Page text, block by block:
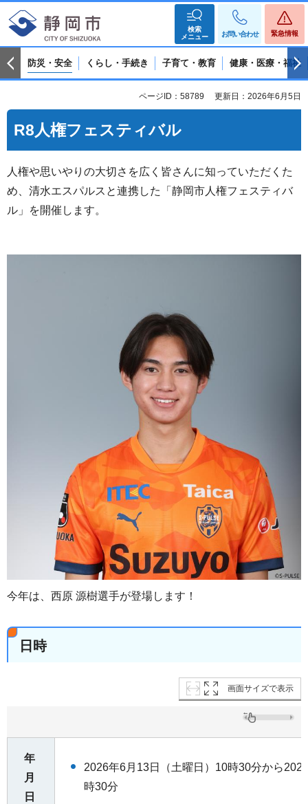
検索
メニュー
お問い合わせ 緊急情報
防災・安全 くらし・手続き 子育て・教育 健康・医療・福祉
ページID：58789 更新日：2026年6月5日
R8人権フェスティバル
人権や思いやりの大切さを広く皆さんに知っていただくた
め、清水エスパルスと連携した「静岡市人権フェスティバ
ル」を開催します。
今年は、西原 源樹選手が登場します！
日時
画面サイズで表示
年
月
日
2026年6月13日（土曜日）10時30分から
時30分